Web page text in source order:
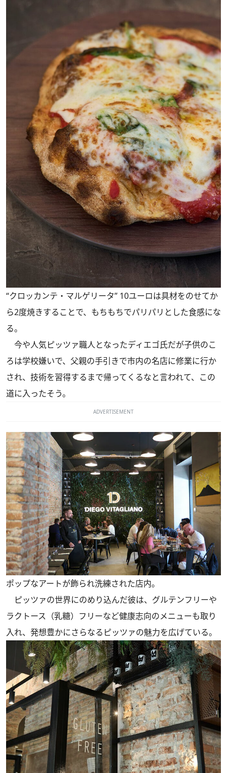
“クロッカンテ・マルゲリータ” 10ユーロは具材をのせてか
ら2度焼きすることで、もちもちでパリパリとした食感にな
る。
今や人気ピッツァ職人となったディエゴ氏だが子供のこ
ろは学校嫌いで、父親の手引きで市内の名店に修業に行か
され、技術を習得するまで帰ってくるなと言われて、この
道に入ったそう。
ADVERTISEMENT
ポップなアートが飾られ洗練された店内。
ピッツァの世界にのめり込んだ彼は、グルテンフリーや
ラクトース（乳糖）フリーなど健康志向のメニューも取り
入れ、発想豊かにさらなるピッツァの魅力を広げている。